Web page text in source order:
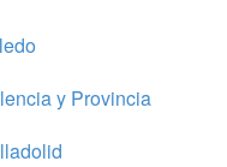
y Provincia